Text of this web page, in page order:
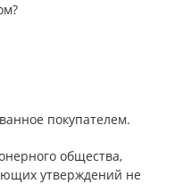
покупателем.
общества,
утверждений не